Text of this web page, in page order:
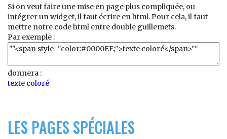
Si on veut faire une mise en page plus compliquée, ou
intégrer un widget, il faut écrire en html. Pour cela, il faut
mettre notre code html entre double guillemets.
Par exemple :
donnera :
texte coloré
LES PAGES SPÉCIALES